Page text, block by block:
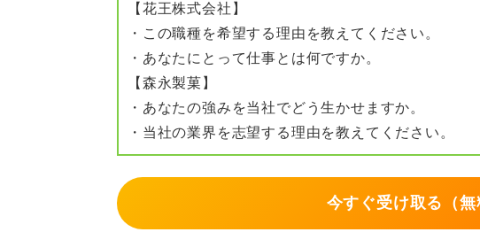
0
【花王株式会社】
・この職種を希望する理由を教えてください。
・あなたにとって仕事とは何ですか。
【森永製菓】
・あなたの強みを当社でどう生かせますか。
・当社の業界を志望する理由を教えてください。
今すぐ受け取る（無